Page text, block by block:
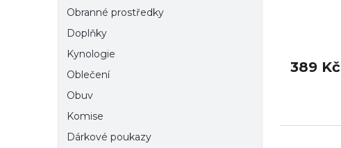
Obranné prostředky
Doplňky
Kynologie
Oblečení
Obuv
Komise
Dárkové poukazy
389 Kč